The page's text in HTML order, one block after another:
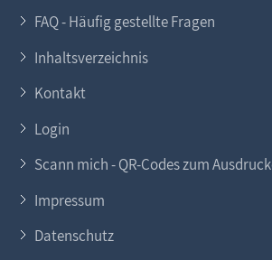
FAQ - Häufig gestellte Fragen
Inhaltsverzeichnis
Kontakt
Login
Scann mich - QR-Codes zum
Impressum
Datenschutz